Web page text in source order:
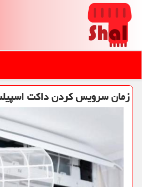
زمان سرویس كردن داكت